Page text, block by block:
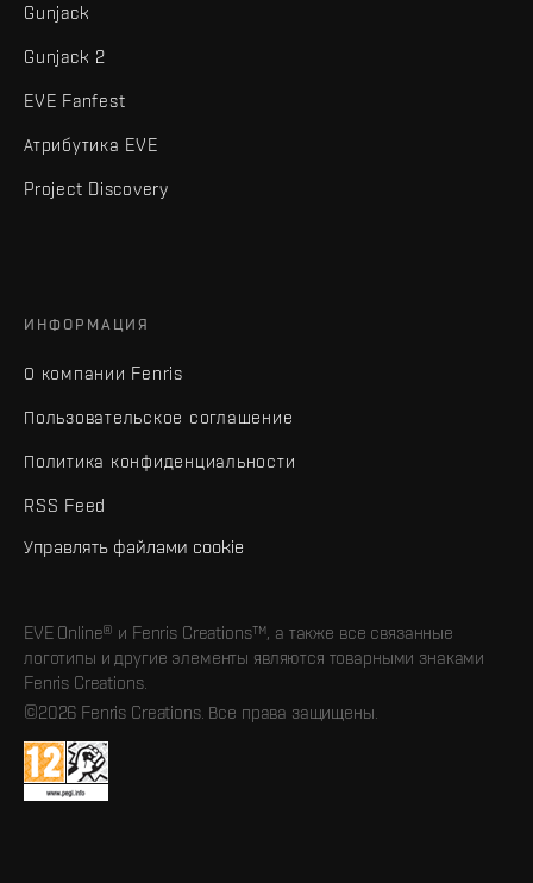
Gunjack
Gunjack 2
EVE Fanfest
Атрибутика EVE
Project Discovery
ИНФОРМАЦИЯ
О компании Fenris
Пользовательское соглашение
Политика конфиденциальности
RSS Feed
Управлять файлами cookie
EVE Online® и Fenris Creations™, а также все связанные
логотипы и другие элементы являются товарными знаками
Fenris Creations.
©2026 Fenris Creations. Все права защищены.